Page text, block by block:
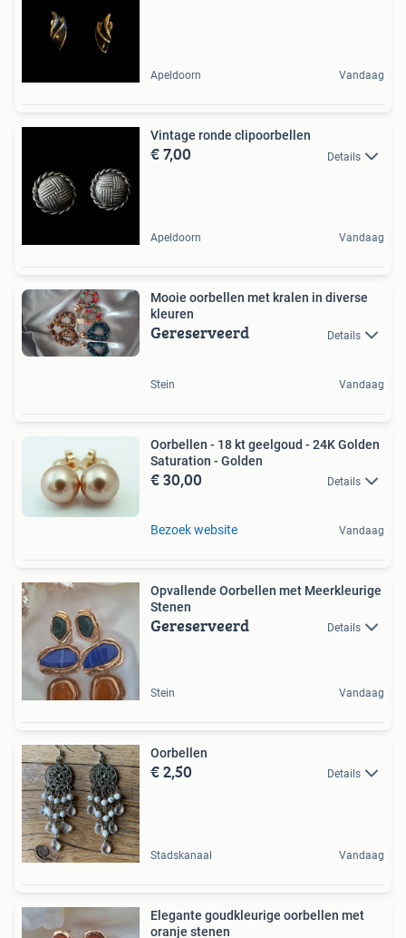
Apeldoorn Vandaag
Vintage ronde clipoorbellen
€ 7,00 Details
Apeldoorn Vandaag
Mooie oorbellen met kralen in diverse
kleuren
Gereserveerd Details
Stein Vandaag
Oorbellen - 18 kt geelgoud - 24K Golden
Saturation - Golden
€ 30,00 Details
Bezoek website Vandaag
Opvallende Oorbellen met Meerkleurige
Stenen
Gereserveerd Details
Stein Vandaag
Oorbellen
€ 2,50 Details
Stadskanaal Vandaag
Elegante goudkleurige oorbellen met
oranje stenen